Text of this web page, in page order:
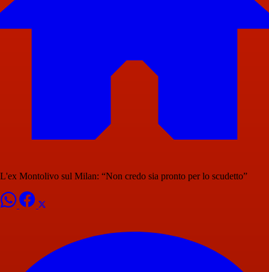
L'ex Montolivo sul Milan: “Non credo sia pronto per lo scudetto”